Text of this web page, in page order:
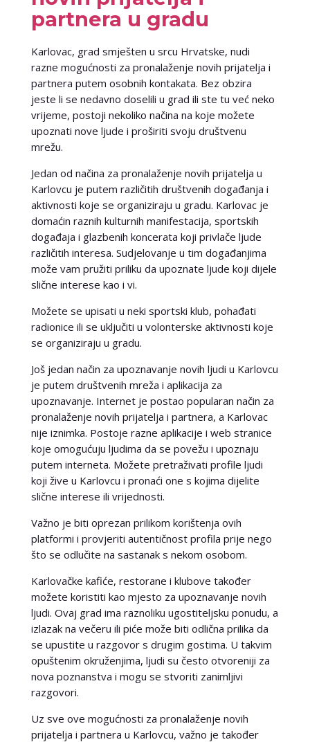
partnera u gradu
Karlovac, grad smješten u srcu Hrvatske, nudi
razne mogućnosti za pronalaženje novih prijatelja i
partnera putem osobnih kontakata. Bez obzira
jeste li se nedavno doselili u grad ili ste tu već neko
vrijeme, postoji nekoliko načina na koje možete
upoznati nove ljude i proširiti svoju društvenu
mrežu.
Jedan od načina za pronalaženje novih prijatelja u
Karlovcu je putem različitih društvenih događanja i
aktivnosti koje se organiziraju u gradu. Karlovac je
domaćin raznih kulturnih manifestacija, sportskih
događaja i glazbenih koncerata koji privlače ljude
različitih interesa. Sudjelovanje u tim događanjima
može vam pružiti priliku da upoznate ljude koji dijele
slične interese kao i vi.
Možete se upisati u neki sportski klub, pohađati
radionice ili se uključiti u volonterske aktivnosti koje
se organiziraju u gradu.
Još jedan način za upoznavanje novih ljudi u Karlovcu
je putem društvenih mreža i aplikacija za
upoznavanje. Internet je postao popularan način za
pronalaženje novih prijatelja i partnera, a Karlovac
nije iznimka. Postoje razne aplikacije i web stranice
koje omogućuju ljudima da se povežu i upoznaju
putem interneta. Možete pretraživati profile ljudi
koji žive u Karlovcu i pronaći one s kojima dijelite
slične interese ili vrijednosti.
Važno je biti oprezan prilikom korištenja ovih
platformi i provjeriti autentičnost profila prije nego
što se odlučite na sastanak s nekom osobom.
Karlovačke kafiće, restorane i klubove također
možete koristiti kao mjesto za upoznavanje novih
ljudi. Ovaj grad ima raznoliku ugostiteljsku ponudu, a
izlazak na večeru ili piće može biti odlična prilika da
se upustite u razgovor s drugim gostima. U takvim
opuštenim okruženjima, ljudi su često otvoreniji za
nova poznanstva i mogu se stvoriti zanimljivi
razgovori.
Uz sve ove mogućnosti za pronalaženje novih
prijatelja i partnera u Karlovcu, važno je također